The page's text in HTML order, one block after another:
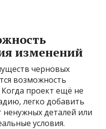
изменений
черновых
возможность
проект ещё не
легко добавить
ненужных деталей или
условия.